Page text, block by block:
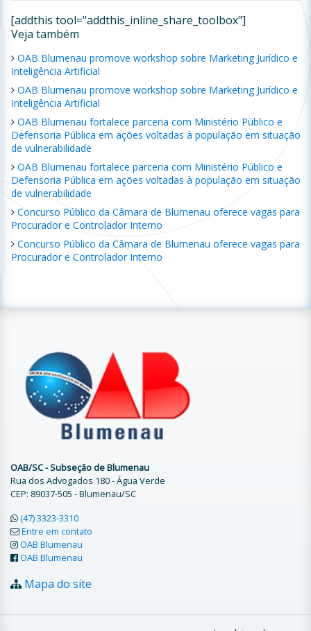
[addthis tool="addthis_inline_share_toolbox"]
Veja também
OAB Blumenau promove workshop sobre Marketing Jurídico e
Inteligência Artificial
OAB Blumenau promove workshop sobre Marketing Jurídico e
Inteligência Artificial
OAB Blumenau fortalece parceria com Ministério Público e
Defensoria Pública em ações voltadas à população em situação
de vulnerabilidade
OAB Blumenau fortalece parceria com Ministério Público e
Defensoria Pública em ações voltadas à população em situação
de vulnerabilidade
Concurso Público da Câmara de Blumenau oferece vagas para
Procurador e Controlador Interno
Concurso Público da Câmara de Blumenau oferece vagas para
Procurador e Controlador Interno
OAB/SC - Subseção de Blumenau
Rua dos Advogados 180 - Água Verde
CEP: 89037-505 - Blumenau/SC
(47) 3323-3310
Entre em contato
OAB Blumenau
OAB Blumenau
Mapa do site